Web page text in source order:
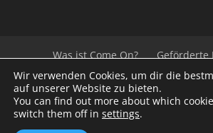
Was ist Come On?
Geförderte
Der Beirat
Impressum/
Presse
© 2020Kulturvernetzung
Wir verwenden Cookies, um dir die
auf unserer Website zu bieten.
You can find out more about which
switch them off in settings.